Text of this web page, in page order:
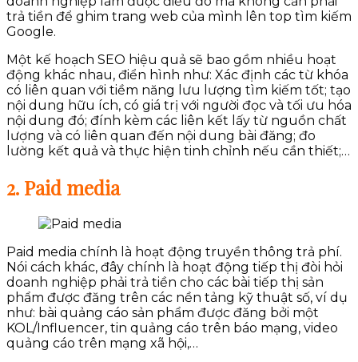
trả tiền để ghim trang web của mình lên top tìm kiếm
Google.
Một kế hoạch SEO hiệu quả sẽ bao gồm nhiều hoạt
động khác nhau, điển hình như: Xác định các từ khóa
có liên quan với tiềm năng lưu lượng tìm kiếm tốt; tạo
nội dung hữu ích, có giá trị với người đọc và tối ưu hóa
nội dung đó; đính kèm các liên kết lấy từ nguồn chất
lượng và có liên quan đến nội dung bài đăng; đo
lường kết quả và thực hiện tinh chỉnh nếu cần thiết;…
2. Paid media
Paid media chính là hoạt động truyền thông trả phí.
Nói cách khác, đây chính là hoạt động tiếp thị đòi hỏi
doanh nghiệp phải trả tiền cho các bài tiếp thị sản
phẩm được đăng trên các nền tảng kỹ thuật số, ví dụ
như: bài quảng cáo sản phẩm được đăng bởi một
KOL/Influencer, tin quảng cáo trên báo mạng, video
quảng cáo trên mạng xã hội,…